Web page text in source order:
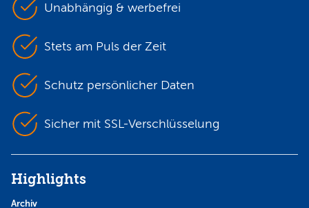
Unabhängig & werbefrei
Stets am Puls der Zeit
Schutz persönlicher Daten
Sicher mit SSL-Verschlüsselung
Highlights
Archiv